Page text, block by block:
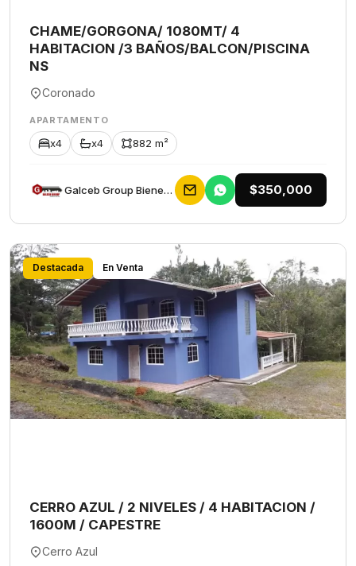
CHAME/GORGONA/ 1080MT/ 4
HABITACION /3 BAÑOS/BALCON/PISCINA
NS
Coronado
APARTAMENTO
x4 x4 882 m²
Galceb Group Bienes Raices $350,000
Destacada En Venta
CERRO AZUL / 2 NIVELES / 4 HABITACION /
1600M / CAPESTRE
Cerro Azul